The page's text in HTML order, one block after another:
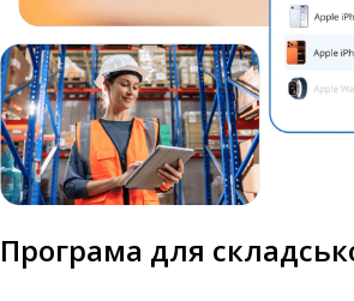
Програма для